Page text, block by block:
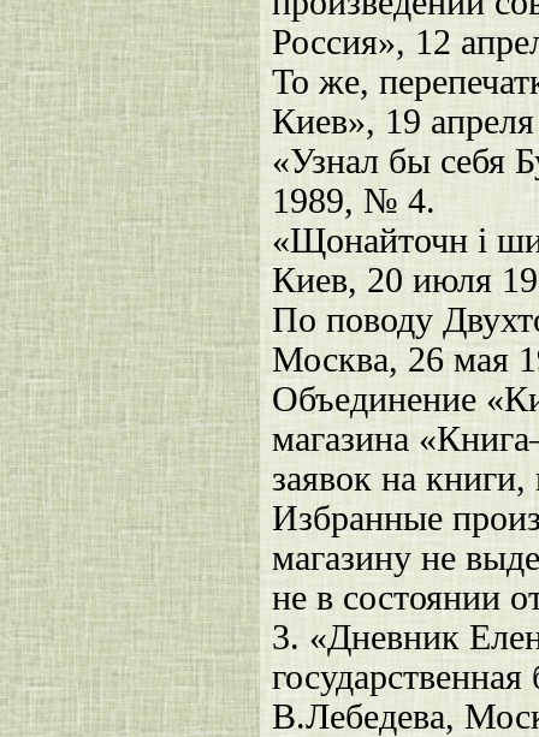
Россия», 12
То же,
Киев», 19
«Узнал бы себя
1989, № 4.
«Щонайточн і
Киев, 20 июля
По поводу
Москва, 26 мая
Объединение
магазина
заявок на
Избранные
магазину не
не в состоянии
3. «Дневник
В.Лебедева,